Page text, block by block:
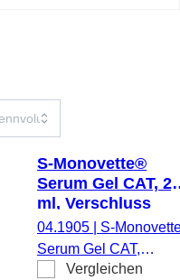
S-Monovette®
Serum Gel CAT,
ml, Verschluss
braun, (LxØ): 65 x
13 mm, mit
Kunststoffetikett
04.1905
S-
Serum Gel CAT,
Präparierung:
Vergleichen